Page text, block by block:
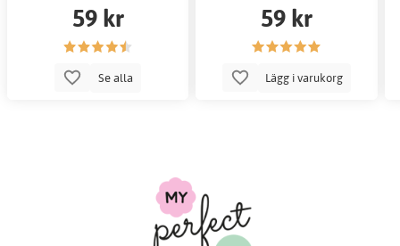
59 kr
Se alla
59 kr
Lägg i varukorg